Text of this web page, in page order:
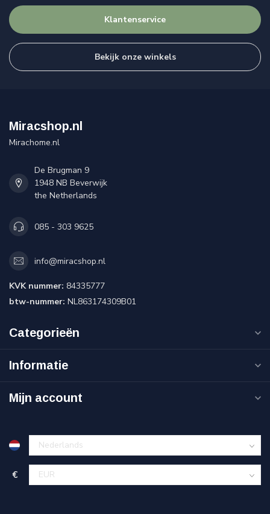
Klantenservice
Bekijk onze winkels
Miracshop.nl
Mirachome.nl
De Brugman 9
1948 NB Beverwijk
the Netherlands
085 - 303 9625
info@miracshop.nl
KVK nummer: 84335777
btw-nummer: NL863174309B01
Categorieën
Informatie
Mijn account
€